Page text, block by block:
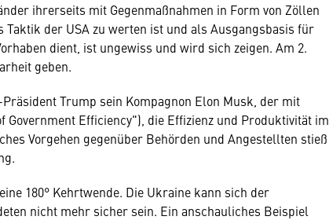
ihrerseits mit Gegenmaßnahmen in Form von Zöllen
der USA zu werten ist und als Ausgangsbasis für
dient, ist ungewiss und wird sich zeigen. Am 2.
geben.
Trump sein Kompagnon Elon Musk, der mit
Government Efficiency"), die Effizienz und Produktivität im
Vorgehen gegenüber Behörden und Angestellten stieß
180° Kehrtwende. Die Ukraine kann sich der
nicht mehr sicher sein. Ein anschauliches Beispiel